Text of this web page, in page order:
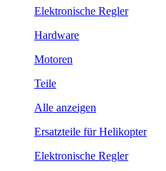
Elektronische Regler
Hardware
Motoren
Teile
Alle anzeigen
Ersatzteile für Helikopter
Elektronische Regler